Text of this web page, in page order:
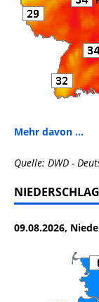
Mehr davon ...
Quelle: DWD -
09.08.2026,